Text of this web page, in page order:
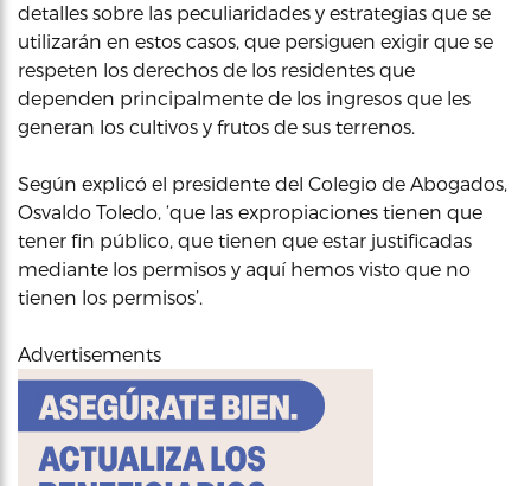
detalles sobre las peculiaridades y estrategias que se
utilizarán en estos casos, que persiguen exigir que se
respeten los derechos de los residentes que
dependen principalmente de los ingresos que les
generan los cultivos y frutos de sus terrenos.
Según explicó el presidente del Colegio de Abogados,
Osvaldo Toledo, ‘que las expropiaciones tienen que
tener fin público, que tienen que estar justificadas
mediante los permisos y aquí hemos visto que no
tienen los permisos’.
Advertisements